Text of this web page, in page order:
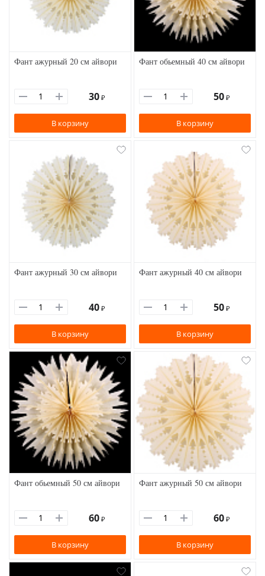
Фант ажурный 20 см айвори
30 ₽
В корзину
Фант обьемный 40 см айвори
50 ₽
В корзину
Фант ажурный 30 см айвори
40 ₽
В корзину
Фант ажурный 40 см айвори
50 ₽
В корзину
Фант обьемный 50 см айвори
60 ₽
В корзину
Фант ажурный 50 см айвори
60 ₽
В корзину